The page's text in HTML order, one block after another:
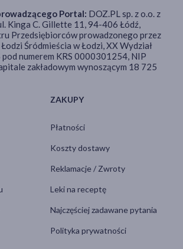
ZAKUPY
Płatności
Koszty dostawy
Reklamacje / Zwroty
Leki na receptę
Najczęściej zadawane pytania
Polityka prywatności
Portal: DOZ.PL sp. z o.o. z
Kinga C. Gillette 11, 94-406 Łódź,
Przedsiębiorców prowadzonego przez
Śródmieścia w Łodzi, XX Wydział
pod numerem KRS 0000301254, NIP
zakładowym wynoszącym 18 725